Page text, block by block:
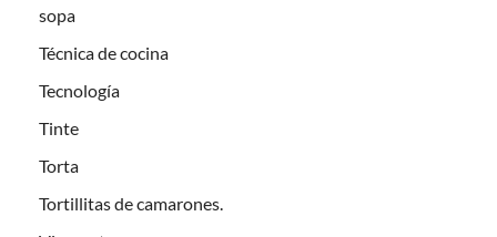
sopa
Técnica de cocina
Tecnología
Tinte
Torta
Tortillitas de camarones.